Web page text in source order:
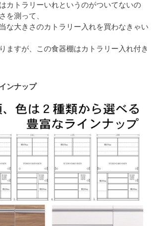
カトラリーいれというのがついてないの
を測って、
な大きさのカトラリー入れを買わなきゃい
ますが、この食器棚はカトラリー入れ付き
ンナップ